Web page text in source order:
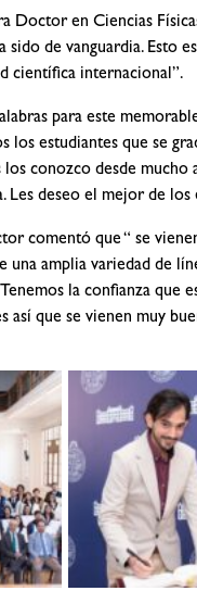
Doctor en Ciencias
sido de vanguardia. Esto
científica internacional”.
para este
los estudiantes que se
los conozco desde
Les deseo el mejor de
comentó que “ se
una amplia variedad de
la confianza que
así que se vienen muy